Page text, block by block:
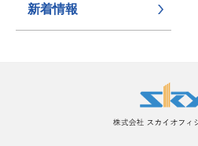
新着情報